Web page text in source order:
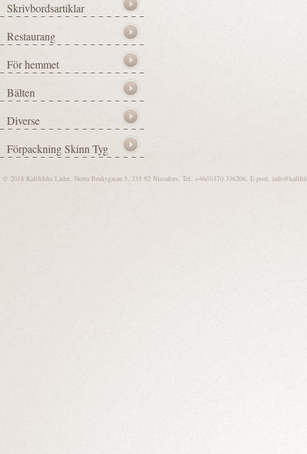
© 2018 Kallfeldts Läder, Norra Bruksgatan 5, 335 92 Nissafors, Tel. +46(0)370 336206, E-post.